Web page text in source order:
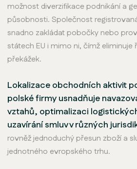
možnost diverzifikace podnikání a
působnosti. Společnost
snadno zakládat pobočky nebo
státech EU i mimo ni, čímž eliminuje
překážek.
Lokalizace obchodních aktivit
polské firmy usnadňuje
vztahů, optimalizaci
uzavírání smluv v různých
rovněž jednoduchý přesun zboží a
jednotného evropského trhu.